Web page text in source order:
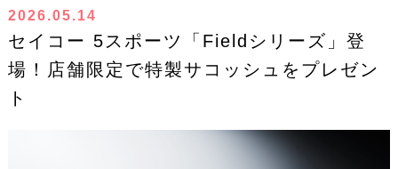
2026.05.14
セイコー 5スポーツ「Fieldシリーズ」登
場！店舗限定で特製サコッシュをプレゼン
ト